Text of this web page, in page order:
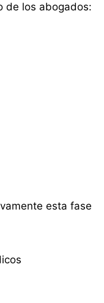
de los abogados:
esta fase